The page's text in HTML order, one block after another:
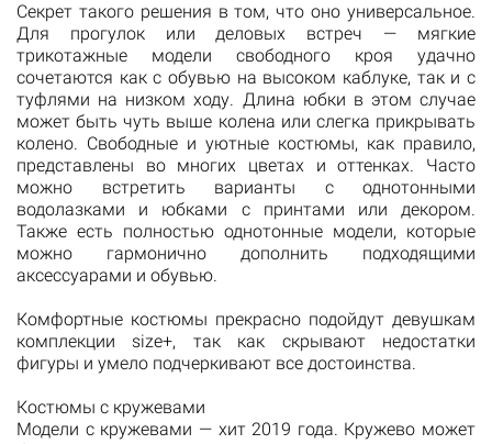
Секрет такого решения в том, что оно универсальное.
Для прогулок или деловых встреч — мягкие
трикотажные модели свободного кроя удачно
сочетаются как с обувью на высоком каблуке, так и с
туфлями на низком ходу. Длина юбки в этом случае
может быть чуть выше колена или слегка прикрывать
колено. Свободные и уютные костюмы, как правило,
представлены во многих цветах и оттенках. Часто
можно встретить варианты с однотонными
водолазками и юбками с принтами или декором.
Также есть полностью однотонные модели, которые
можно гармонично дополнить подходящими
аксессуарами и обувью.
Комфортные костюмы прекрасно подойдут девушкам
комплекции size+, так как скрывают недостатки
фигуры и умело подчеркивают все достоинства.
Костюмы с кружевами
Модели с кружевами — хит 2019 года. Кружево может